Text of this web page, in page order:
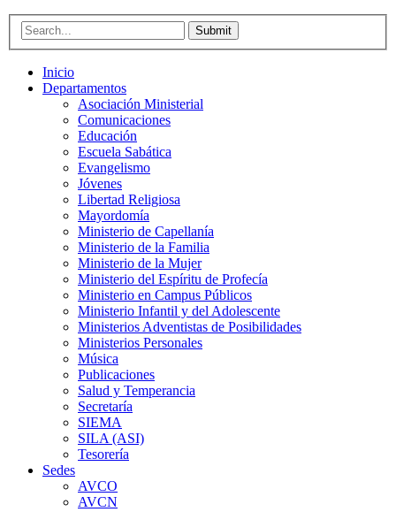
Submit
Inicio
Departamentos
Asociación Ministerial
Comunicaciones
Educación
Escuela Sabática
Evangelismo
Jóvenes
Libertad Religiosa
Mayordomía
Ministerio de Capellanía
Ministerio de la Familia
Ministerio de la Mujer
Ministerio del Espíritu de Profecía
Ministerio en Campus Públicos
Ministerio Infantil y del Adolescente
Ministerios Adventistas de Posibilidades
Ministerios Personales
Música
Publicaciones
Salud y Temperancia
Secretaría
SIEMA
SILA (ASI)
Tesorería
Sedes
AVCO
AVCN